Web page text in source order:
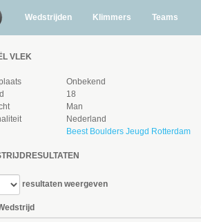
Wedstrijden Klimmers Teams
VLEK
Onbekend
18
Man
Nederland
Beest Boulders Jeugd Rotterdam
resultaten weergeven